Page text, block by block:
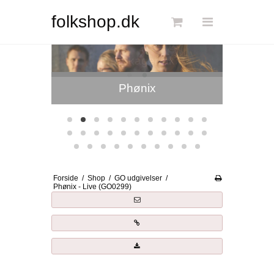
folkshop.dk
DKK
Dansk
Fru Skagerrak
Forside / Shop / GO udgivelser /
Phønix - Live (GO0299)